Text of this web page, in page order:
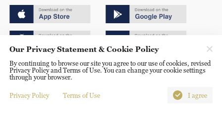
Copyright © 2024 CGTN.
京ICP备20000184号
京公网安备 11010502050052号
Our Privacy Statement & Cookie Policy
By continuing to browse our site you agree to our use of cookies, revised
Privacy Policy and Terms of Use. You can change your cookie settings
through your browser.
Privacy Policy Terms of Use I agree